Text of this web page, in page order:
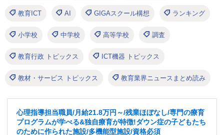
教育ICT AI GIGAスクール構想 ランキング
小学校 中学校 高等学校 調査
教育行政 トピックス ICT機器 トピックス
教材・サービス トピックス 教育業界ニュースまとめ読み
心理指導担当職員/月給21.8万円～/残業ほぼなし/専門の療育
プログラムが学べる&独自療育が特徴!ダウン症の子どもたち
のために作られた施設/多機能型施設/資格必須